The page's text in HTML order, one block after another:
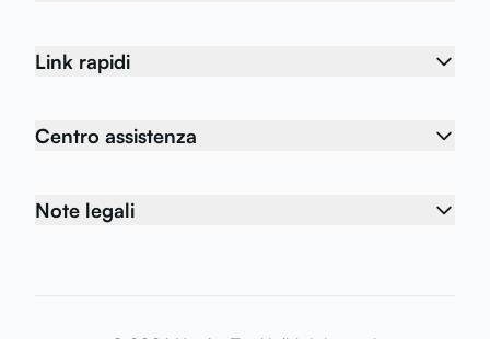
Link rapidi
Centro assistenza
Note legali